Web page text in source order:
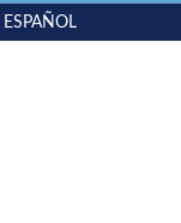
ESPAÑOL